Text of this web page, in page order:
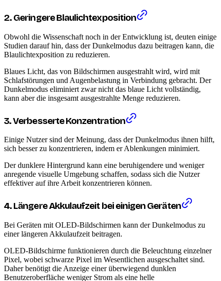
2. Geringere Blaulichtexposition
Obwohl die Wissenschaft noch in der Entwicklung ist, deuten einige
Studien darauf hin, dass der Dunkelmodus dazu beitragen kann, die
Blaulichtexposition zu reduzieren.
Blaues Licht, das von Bildschirmen ausgestrahlt wird, wird mit
Schlafstörungen und Augenbelastung in Verbindung gebracht. Der
Dunkelmodus eliminiert zwar nicht das blaue Licht vollständig,
kann aber die insgesamt ausgestrahlte Menge reduzieren.
3. Verbesserte Konzentration
Einige Nutzer sind der Meinung, dass der Dunkelmodus ihnen hilft,
sich besser zu konzentrieren, indem er Ablenkungen minimiert.
Der dunklere Hintergrund kann eine beruhigendere und weniger
anregende visuelle Umgebung schaffen, sodass sich die Nutzer
effektiver auf ihre Arbeit konzentrieren können.
4. Längere Akkulaufzeit bei einigen Geräten
Bei Geräten mit OLED-Bildschirmen kann der Dunkelmodus zu
einer längeren Akkulaufzeit beitragen.
OLED-Bildschirme funktionieren durch die Beleuchtung einzelner
Pixel, wobei schwarze Pixel im Wesentlichen ausgeschaltet sind.
Daher benötigt die Anzeige einer überwiegend dunklen
Benutzeroberfläche weniger Strom als eine helle